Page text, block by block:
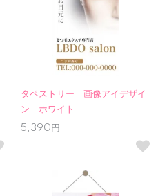
タペストリー 画像アイデザイ
ン ホワイト
5,390円